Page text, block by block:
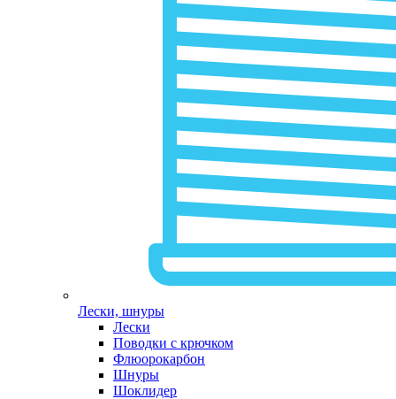
Лески, шнуры
Лески
Поводки с крючком
Флюорокарбон
Шнуры
Шоклидер